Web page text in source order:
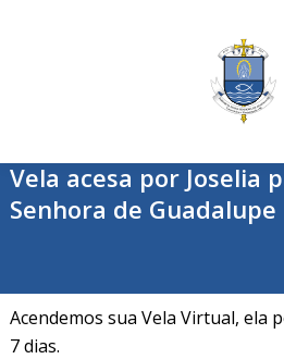
Vela acesa por Joselia
Senhora de Guadalupe
Acendemos sua Vela Virtual, ela
7 dias.